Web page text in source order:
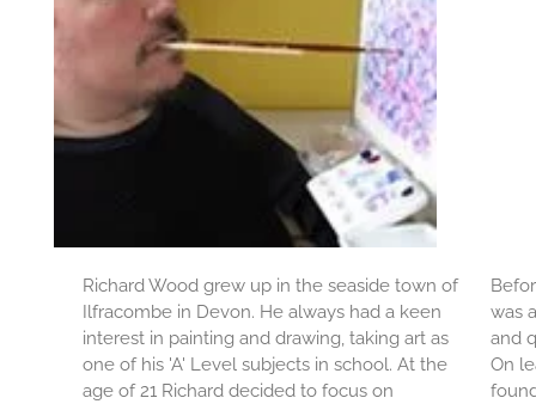
Richard Wood grew up in the seaside town of
Ilfracombe in Devon. He always had a keen
interest in painting and drawing, taking art as
one of his 'A' Level subjects in school. At the
age of 21 Richard decided to focus on
was
and
On